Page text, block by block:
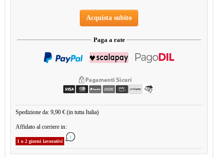
Acquista subito
Paga a rate
Spedizione da: 9,90 € (in tutta Italia)
Affidato al corriere in:
1 o 2 giorni lavorativi